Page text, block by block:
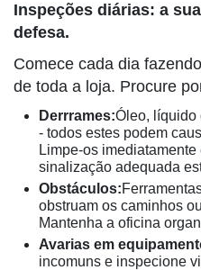
Inspeções diárias: a
defesa.
Comece cada dia
de toda a loja. Procure
Derrrames:Óleo, líquido
- todos estes podem
Limpe-os
sinalização adequada
Obstáculos:
obstruam os caminhos
Mantenha a oficina
Avarias em
incomuns e inspecione